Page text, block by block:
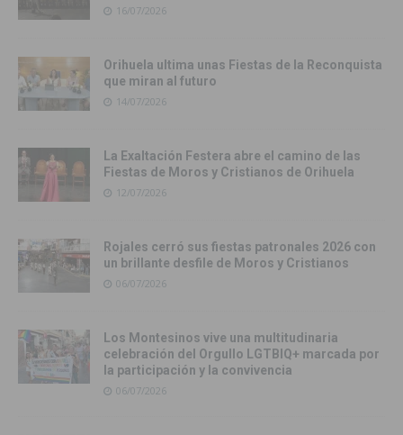
16/07/2026
Orihuela ultima unas Fiestas de la Reconquista
que miran al futuro
14/07/2026
La Exaltación Festera abre el camino de las
Fiestas de Moros y Cristianos de Orihuela
12/07/2026
Rojales cerró sus fiestas patronales 2026 con
un brillante desfile de Moros y Cristianos
06/07/2026
Los Montesinos vive una multitudinaria
celebración del Orgullo LGTBIQ+ marcada por
la participación y la convivencia
06/07/2026